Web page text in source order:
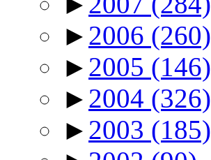
► 2006 (260)
► 2005 (146)
► 2004 (326)
► 2003 (185)